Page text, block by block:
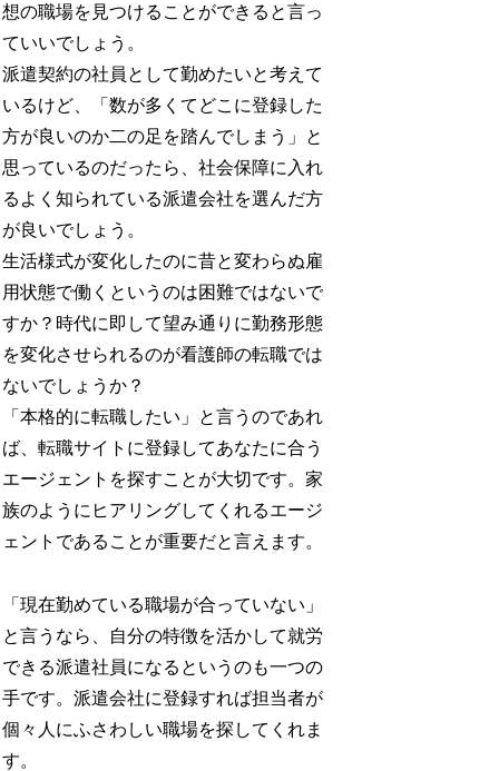
想の職場を見つけることができると言っ
ていいでしょう。
派遣契約の社員として勤めたいと考えて
いるけど、「数が多くてどこに登録した
方が良いのか二の足を踏んでしまう」と
思っているのだったら、社会保障に入れ
るよく知られている派遣会社を選んだ方
が良いでしょう。
生活様式が変化したのに昔と変わらぬ雇
用状態で働くというのは困難ではないで
すか？時代に即して望み通りに勤務形態
を変化させられるのが看護師の転職では
ないでしょうか？
「本格的に転職したい」と言うのであれ
ば、転職サイトに登録してあなたに合う
エージェントを探すことが大切です。家
族のようにヒアリングしてくれるエージ
ェントであることが重要だと言えます。
「現在勤めている職場が合っていない」
と言うなら、自分の特徴を活かして就労
できる派遣社員になるというのも一つの
手です。派遣会社に登録すれば担当者が
個々人にふさわしい職場を探してくれま
す。